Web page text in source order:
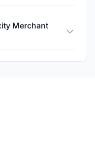
Merchant